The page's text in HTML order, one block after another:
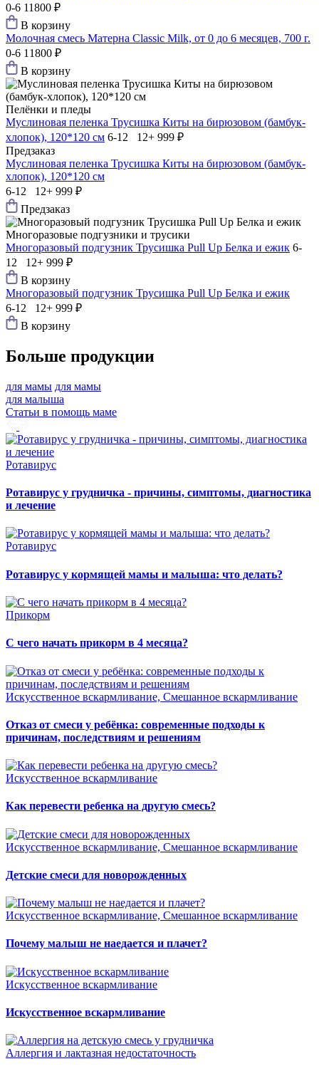
0-6 11800 ₽
В корзину
Молочная смесь Матерна Classic Milk, от 0 до 6 месяцев, 700 г.
0-6 11800 ₽
В корзину
Пелёнки и пледы
Муслиновая пеленка Трусишка Киты на бирюзовом (бамбук-
хлопок), 120*120 см 6-12 12+ 999 ₽
Предзаказ
Муслиновая пеленка Трусишка Киты на бирюзовом (бамбук-
хлопок), 120*120 см
6-12 12+ 999 ₽
Предзаказ
Многоразовые подгузники и трусики
Многоразовый подгузник Трусишка Pull Up Белка и ежик 6-
12 12+ 999 ₽
В корзину
Многоразовый подгузник Трусишка Pull Up Белка и ежик
6-12 12+ 999 ₽
В корзину
Больше продукции
для мамы для мамы
для малыша
Статьи в помощь маме
Ротавирус
Ротавирус у грудничка - причины, симптомы, диагностика
и лечение
Ротавирус
Ротавирус у кормящей мамы и малыша: что делать?
Прикорм
С чего начать прикорм в 4 месяца?
Искусственное вскармливание, Смешанное вскармливание
Отказ от смеси у ребёнка: современные подходы к
причинам, последствиям и решениям
Искусственное вскармливание
Как перевести ребенка на другую смесь?
Искусственное вскармливание, Смешанное вскармливание
Детские смеси для новорожденных
Искусственное вскармливание, Смешанное вскармливание
Почему малыш не наедается и плачет?
Искусственное вскармливание
Искусственное вскармливание
Аллергия и лактазная недостаточность